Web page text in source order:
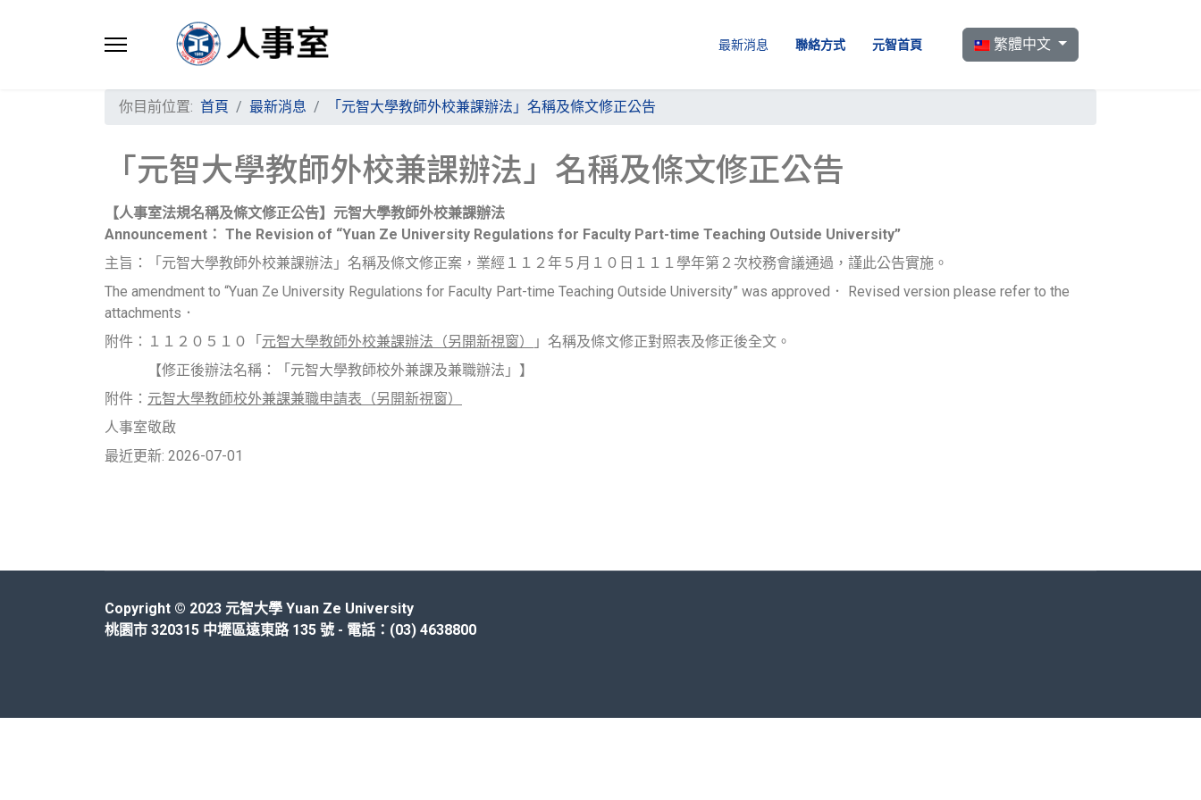
最新消息 聯絡方式 元智首頁 選擇你的語言
繁體中文
你目前位置: 首頁 最新消息 「元智大學教師外校兼課辦法」名稱及條文修正公告
「元智大學教師外校兼課辦法」名稱及條文修正公告
【人事室法規名稱及條文修正公告】元智大學教師外校兼課辦法
Announcement： The Revision of “Yuan Ze University Regulations for Faculty Part-time Teaching Outside University”
主旨：「元智大學教師外校兼課辦法」名稱及條文修正案，業經１１２年５月１０日１１１學年第２次校務會議通過，謹此公告實施。
The amendment to “Yuan Ze University Regulations for Faculty Part-time Teaching Outside University” was approved． Revised version please refer to the
attachments．
附件：１１２０５１０「 元智大學教師外校兼課辦法（另開新視窗）
」名稱及條文修正對照表及修正後全文。
【修正後辦法名稱：「元智大學教師校外兼課及兼職辦法」】
附件： 元智大學教師校外兼課兼職申請表（另開新視窗）
人事室敬啟
最近更新: 2026-07-01
Copyright © 2023 元智大學 Yuan Ze University
桃園市 320315 中壢區遠東路 135 號 - 電話：(03) 4638800